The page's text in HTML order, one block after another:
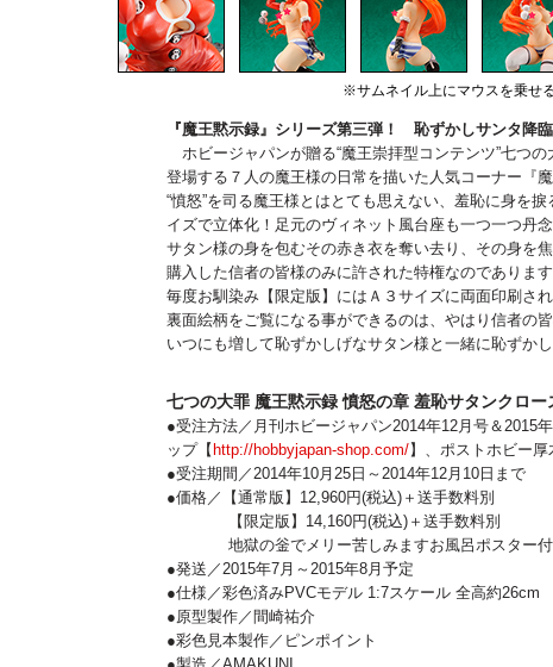
※サムネイル上にマウスを乗せ
『魔王黙示録』シリーズ第三弾！ 恥ずかしサンタ降臨
ホビージャパンが贈る“魔王崇拝型コンテンツ”七つの
登場する７人の魔王様の日常を描いた人気コーナー『
“憤怒”を司る魔王様とはとても思えない、羞恥に身を
イズで立体化！足元のヴィネット風台座も一つ一つ丹
サタン様の身を包むその赤き衣を奪い去り、その身を
購入した信者の皆様のみに許された特権なのであります
毎度お馴染み【限定版】にはＡ３サイズに両面印刷さ
裏面絵柄をご覧になる事ができるのは、やはり信者の皆
いつにも増して恥ずかしげなサタン様と一緒に恥ずか
七つの大罪 魔王黙示録 憤怒の章 羞恥サタンクロー
●受注方法／月刊ホビージャパン2014年12月号＆2015
ップ【 http://hobbyjapan-shop.com/】、ポストホビー
●受注期間／2014年10月25日～2014年12月10日まで
●価格／【通常版】12,960円(税込)＋送手数料別
【限定版】14,160円(税込)＋送手数料別
地獄の釡でメリー苦しみますお風呂ポスター付
●発送／2015年7月～2015年8月予定
●仕様／彩色済みPVCモデル 1:7スケール 全高約26cm
●原型製作／間崎祐介
●彩色見本製作／ピンポイント